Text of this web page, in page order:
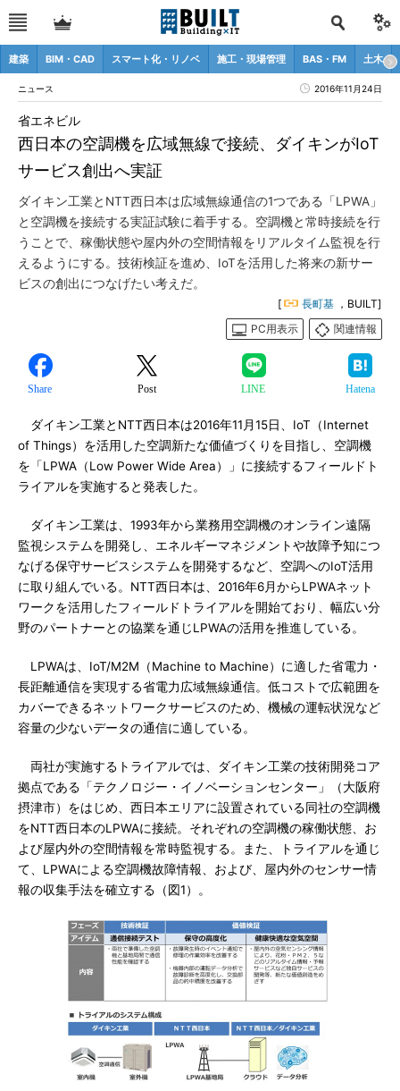
建築 BIM・CAD スマート化・リノベ 施工・現場管理 BAS・FM 土木
ニュース 2016年11月24日
西日本の空調機を広域無線で接続、ダイキンがIoT
サービス創出へ実証
省エネビル
ダイキン工業とNTT西日本は広域無線通信の1つである「LPWA」
と空調機を接続する実証試験に着手する。空調機と常時接続を行
うことで、稼働状態や屋内外の空間情報をリアルタイム監視を行
えるようにする。技術検証を進め、IoTを活用した将来の新サー
ビスの創出につなげたい考えだ。
[ 長町基 ，BUILT]
PC用表示
関連情報
Share Post LINE Hatena
ダイキン工業とNTT西日本は2016年11月15日、IoT（Internet
of Things）を活用した空調新たな価値づくりを目指し、空調機
を「LPWA（Low Power Wide Area）」に接続するフィールドト
ライアルを実施すると発表した。
ダイキン工業は、1993年から業務用空調機のオンライン遠隔
監視システムを開発し、エネルギーマネジメントや故障予知につ
なげる保守サービスシステムを開発するなど、空調へのIoT活用
に取り組んでいる。NTT西日本は、2016年6月からLPWAネット
ワークを活用したフィールドトライアルを開始ており、幅広い分
野のパートナーとの協業を通じLPWAの活用を推進している。
LPWAは、IoT/M2M（Machine to Machine）に適した省電力・
長距離通信を実現する省電力広域無線通信。低コストで広範囲を
カバーできるネットワークサービスのため、機械の運転状況など
容量の少ないデータの通信に適している。
両社が実施するトライアルでは、ダイキン工業の技術開発コア
拠点である「テクノロジー・イノベーションセンター」（大阪府
摂津市）をはじめ、西日本エリアに設置されている同社の空調機
をNTT西日本のLPWAに接続。それぞれの空調機の稼働状態、お
よび屋内外の空間情報を常時監視する。また、トライアルを通じ
て、LPWAによる空調機故障情報、および、屋内外のセンサー情
報の収集手法を確立する（図1）。